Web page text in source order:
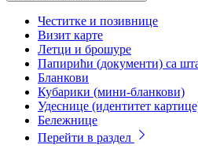
Честитке и позивнице
Визит карте
Летци и брошуре
Папирићи (документи) са
Бланкови
Кубарики (мини-бланкови)
Удеснице (идентитет
Бележнице
Перейти в раздел